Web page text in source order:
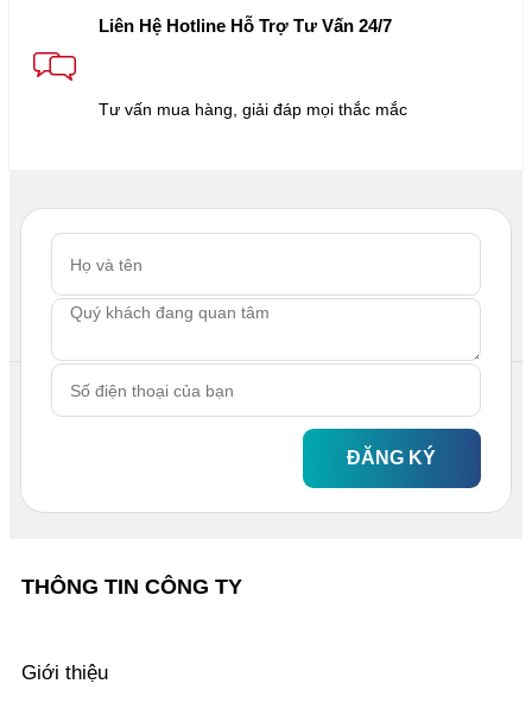
Liên Hệ Hotline Hỗ Trợ Tư Vấn 24/7
Tư vấn mua hàng, giải đáp mọi thắc mắc
ĐĂNG KÝ
THÔNG TIN CÔNG TY
Giới thiệu